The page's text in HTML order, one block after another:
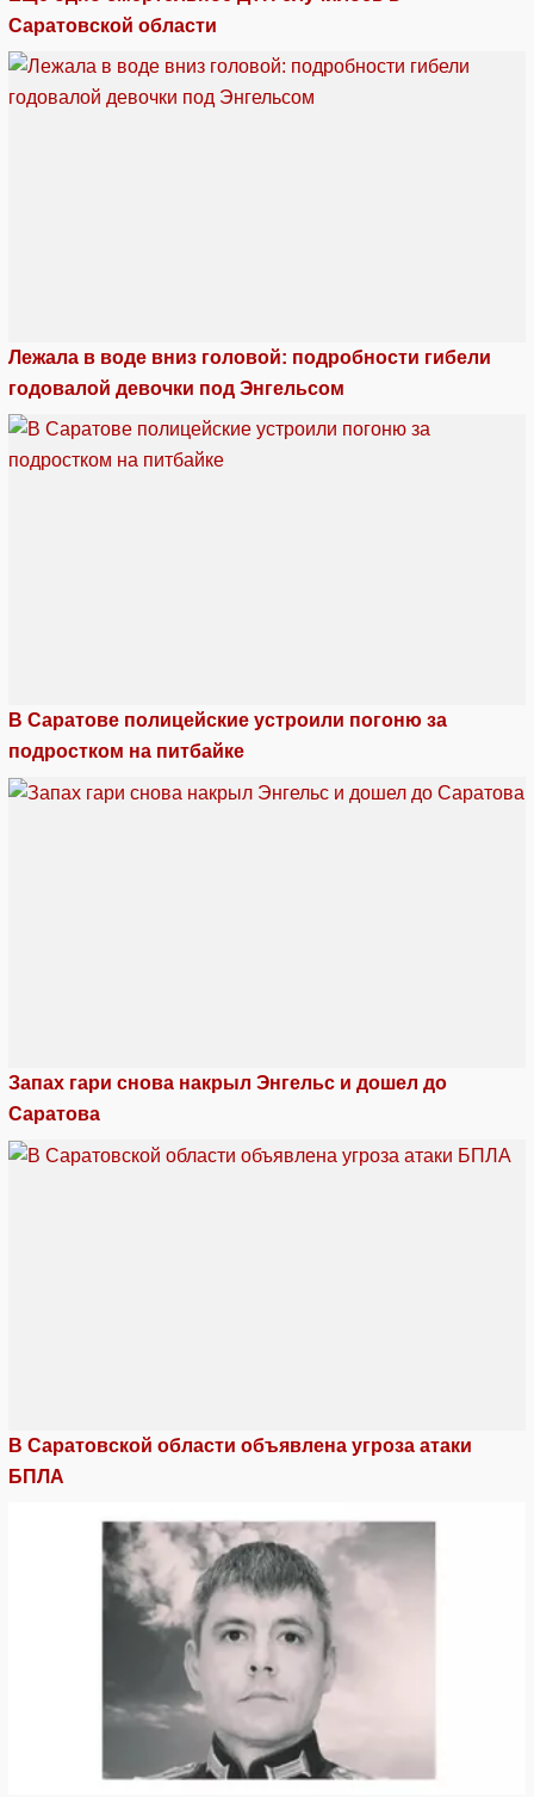
Саратовской области
Лежала в воде вниз головой: подробности гибели
годовалой девочки под Энгельсом
В Саратове полицейские устроили погоню за
подростком на питбайке
Запах гари снова накрыл Энгельс и дошел до
Саратова
В Саратовской области объявлена угроза атаки
БПЛА